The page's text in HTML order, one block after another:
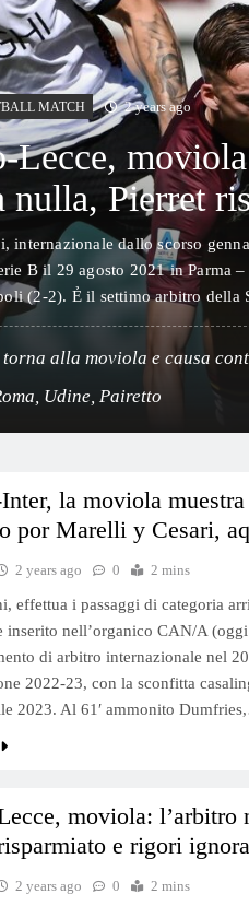
MATCH 2 years ago
Lecce,
nulla, Pierret
internazionale dallo scorso
B il 29 agosto 2021 in Parma
(2-2). Ẻ il settimo arbitro della
alla moviola e causa
la rabbia dei sardi.
Udine, Pairetto
la moviola
por Marelli y Cesari,
2 years ago 0 2 mins
effettua i passaggi di categoria
inserito nell’organico CAN/A
di arbitro internazionale nel
2022-23, con la sconfitta
2023. Al 61′ ammonito
moviola: l’arbitro
e rigori
2 years ago 0 2 mins